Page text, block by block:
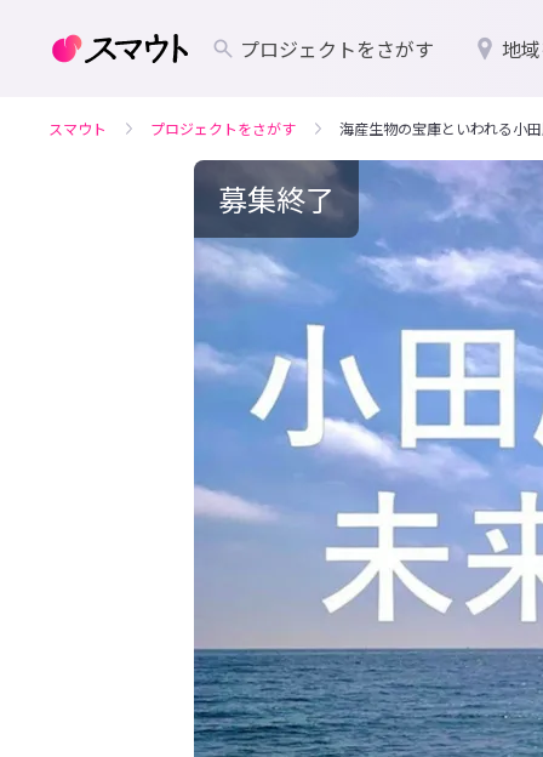
プロジェクトをさがす 地
スマウト プロジェクトをさがす 海産生物の宝庫といわれる小
募集終了